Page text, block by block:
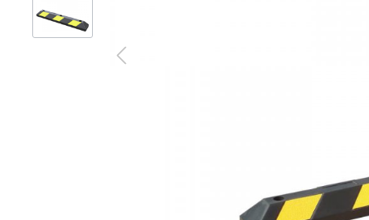
Lagertechnik
Hubgeräte